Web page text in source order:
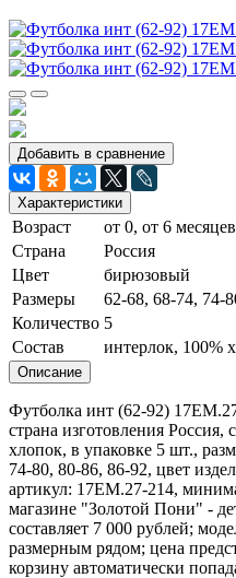
Добавить в сравнение
Характеристики
Возраст
от 0, от 6 месяцев
Страна
Россия
Цвет
бирюзовый
Размеры
62-68, 68-74, 74-
Количество 5
Состав
интерлок, 100%
Описание
Футболка инт (62-92)
страна изготовления Россия,
хлопок, в упаковке 5 шт.,
74-80, 80-86, 86-92, цвет
артикул: 17ЕМ.27-214,
магазине "Золотой Пони" -
составляет 7 000 рублей;
размерным рядом; цена
корзину автоматически